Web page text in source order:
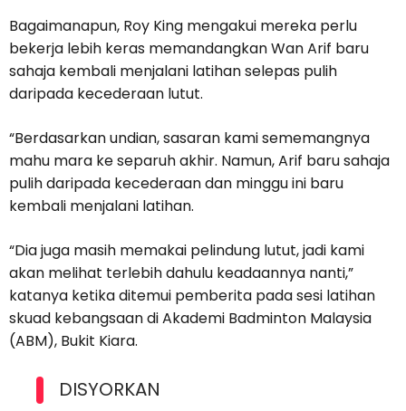
Bagaimanapun, Roy King mengakui mereka perlu
bekerja lebih keras memandangkan Wan Arif baru
sahaja kembali menjalani latihan selepas pulih
daripada kecederaan lutut.
“Berdasarkan undian, sasaran kami sememangnya
mahu mara ke separuh akhir. Namun, Arif baru sahaja
pulih daripada kecederaan dan minggu ini baru
kembali menjalani latihan.
“Dia juga masih memakai pelindung lutut, jadi kami
akan melihat terlebih dahulu keadaannya nanti,”
katanya ketika ditemui pemberita pada sesi latihan
skuad kebangsaan di Akademi Badminton Malaysia
(ABM), Bukit Kiara.
DISYORKAN